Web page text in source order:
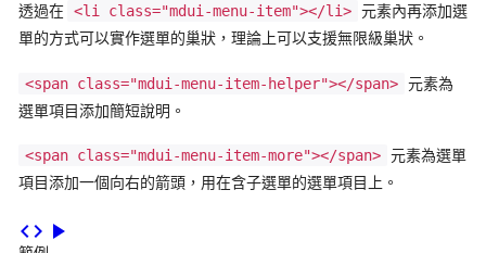
透過在 <li class="mdui-menu-item"></li> 元素內再添加選
單的方式可以實作選單的巢狀，理論上可以支援無限級巢狀。
<span class="mdui-menu-item-helper"></span> 元素為
選單項目添加簡短說明。
<span class="mdui-menu-item-more"></span> 元素為選單
項目添加一個向右的箭頭，用在含子選單的選單項目上。
code play_arrow